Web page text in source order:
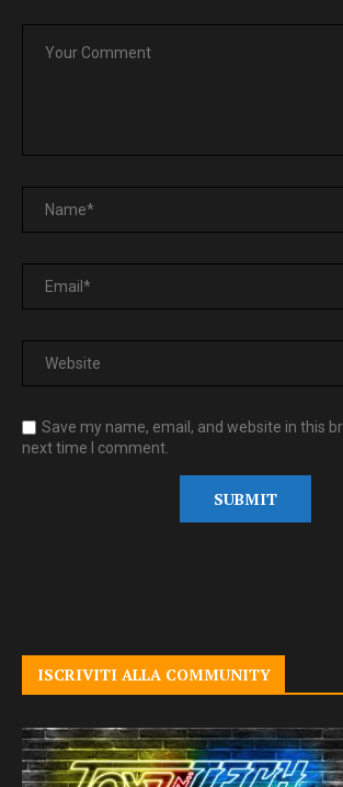
Save my name, email, and website in this
next time I comment.
ISCRIVITI ALLA COMMUNITY